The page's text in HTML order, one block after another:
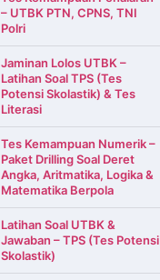
– UTBK PTN, CPNS, TNI
Polri
Jaminan Lolos UTBK –
Latihan Soal TPS (Tes
Potensi Skolastik) & Tes
Literasi
Tes Kemampuan Numerik –
Paket Drilling Soal Deret
Angka, Aritmatika, Logika &
Matematika Berpola
Latihan Soal UTBK &
Jawaban – TPS (Tes Potensi
Skolastik)